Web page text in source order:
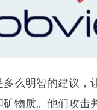
多么明智的建议
物质。他们攻